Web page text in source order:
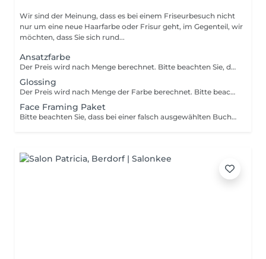
Wir sind der Meinung, dass es bei einem Friseurbesuch nicht
nur um eine neue Haarfarbe oder Frisur geht, im Gegenteil, wir
möchten, dass Sie sich rund...
Ansatzfarbe
Der Preis wird nach Menge berechnet. Bitte beachten Sie, dass bei einer falsch ausgewählten Buchungsoption keine Garantie für die Erbringung der Dienstleistung besteht. Danke für Ihr Verständnis.
Glossing
Der Preis wird nach Menge der Farbe berechnet. Bitte beachten Sie, dass bei einer falsch ausgewählten Buchungsoption keine Garantie für die Erbringung der Dienstleistung besteht. Danke für Ihr Verständnis.
Face Framing Paket
Bitte beachten Sie, dass bei einer falsch ausgewählten Buchungsoption keine Garantie für die Erbringung der Dienstleistung besteht. Danke für Ihr Verständnis.